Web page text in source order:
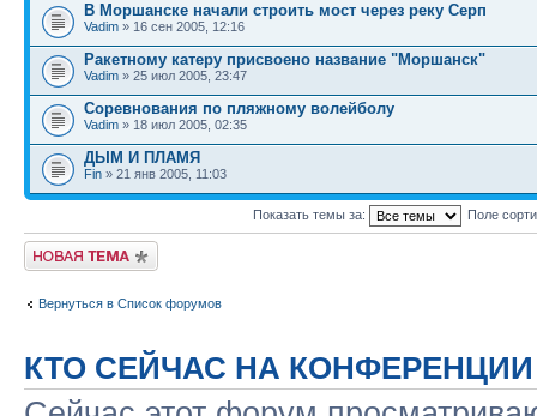
В Моршанске начали строить мост через реку Серп
Vadim » 16 сен 2005, 12:16
Ракетному катеру присвоено название "Моршанск"
Vadim » 25 июл 2005, 23:47
Соревнования по пляжному волейболу
Vadim » 18 июл 2005, 02:35
ДЫМ И ПЛАМЯ
Fin » 21 янв 2005, 11:03
Показать темы за: Поле
Новая тема
Вернуться в Список форумов
КТО СЕЙЧАС НА КОНФЕРЕНЦИИ